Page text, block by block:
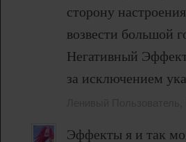
сторону
возвести большой
Негативный
за исключением
Эффекты я и так